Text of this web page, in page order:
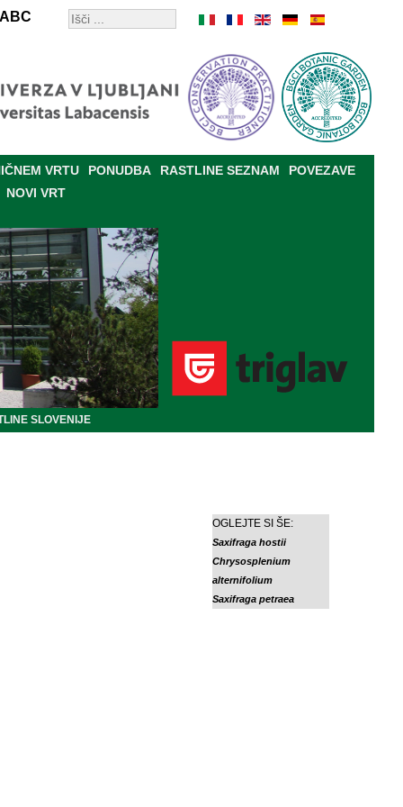
ABC
VRTU PONUDBA RASTLINE SEZNAM
POVEZAVE
NOVI VRT
SLOVENIJE
OGLEJTE SI ŠE:
Saxifraga hostii
Chrysosplenium
alternifolium
Saxifraga petraea